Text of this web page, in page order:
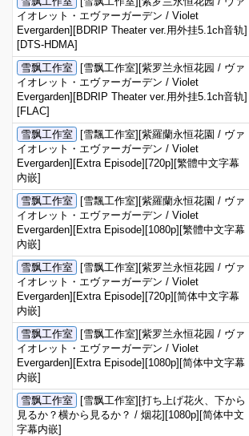
イオレット・エヴァーガーデン / Violet
Evergarden][BDRIP Theater ver.用外挂5.1ch音轨]
[DTS-HDMA]
雪飘工作室
[雪飘工作室][紫罗兰永恒花园 / ヴァ
イオレット・エヴァーガーデン / Violet
Evergarden][BDRIP Theater ver.用外挂5.1ch音轨]
[FLAC]
雪飘工作室
[雪飄工作室][紫羅蘭永恒花園 / ヴァ
イオレット・エヴァーガーデン / Violet
Evergarden][Extra Episode][720p][繁體中文字幕
內嵌]
雪飘工作室
[雪飄工作室][紫羅蘭永恒花園 / ヴァ
イオレット・エヴァーガーデン / Violet
Evergarden][Extra Episode][1080p][繁體中文字幕
內嵌]
雪飘工作室
[雪飘工作室][紫罗兰永恒花园 / ヴァ
イオレット・エヴァーガーデン / Violet
Evergarden][Extra Episode][720p][简体中文字幕
内嵌]
雪飘工作室
[雪飘工作室][紫罗兰永恒花园 / ヴァ
イオレット・エヴァーガーデン / Violet
Evergarden][Extra Episode][1080p][简体中文字幕
内嵌]
雪飘工作室
[雪飘工作室][打ち上げ花火、下から
見るか？横から見るか？ / 烟花][1080p][简体中文
字幕内嵌]